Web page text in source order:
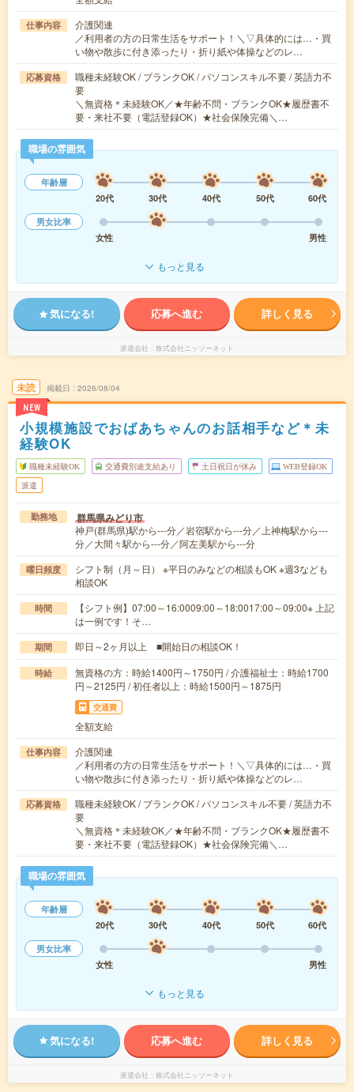
仕事内容
介護関連
／利用者の方の日常生活をサポート！＼▽具体的には…・買
い物や散歩に付き添ったり・折り紙や体操などのレ…
応募資格
職種未経験OK / ブランクOK / パソコンスキル不要 / 英語力不
要
＼無資格＊未経験OK／★年齢不問・ブランクOK★履歴書不
要・来社不要（電話登録OK）★社会保険完備＼…
職場の雰囲気
年齢層
20代
30代 40代 50代
60代
男女比率
女性
男性
もっと見る
気になる! 応募へ進む 詳しく見る
派遣会社 株式会社ニッソーネット
未読
NEW
掲載日 2026/08/04
小規模施設でおばあちゃんのお話相手など＊未
経験OK
職種未経験OK 交通費別途支給あり 土日祝日が休み WEB登録OK
派遣
勤務地 群馬県みどり市
神戸(群馬県)駅から---分／岩宿駅から---分／上神梅駅から---
分／大間々駅から---分／阿左美駅から---分
曜日頻度
シフト制（月～日） ※平日のみなどの相談もOK ※週3なども
相談OK
時間
【シフト例】07:00～16:0009:00～18:0017:00～09:00※ 上記
は一例です！そ…
期間 即日～2ヶ月以上 ■開始日の相談OK！
時給
無資格の方：時給1400円～1750円 / 介護福祉士：時給1700
円～2125円 / 初任者以上：時給1500円～1875円
交通費
全額支給
仕事内容
介護関連
／利用者の方の日常生活をサポート！＼▽具体的には…・買
い物や散歩に付き添ったり・折り紙や体操などのレ…
応募資格
職種未経験OK / ブランクOK / パソコンスキル不要 / 英語力不
要
＼無資格＊未経験OK／★年齢不問・ブランクOK★履歴書不
要・来社不要（電話登録OK）★社会保険完備＼…
職場の雰囲気
年齢層
20代
30代 40代 50代
60代
男女比率
女性
男性
もっと見る
気になる! 応募へ進む 詳しく見る
派遣会社 株式会社ニッソーネット